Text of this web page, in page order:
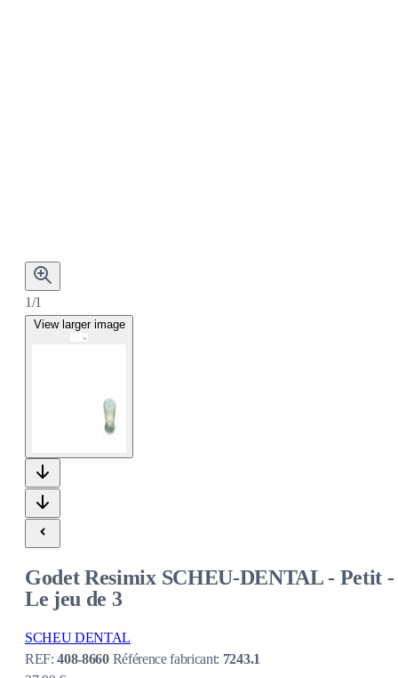
1/1
View larger image
Godet Resimix SCHEU-DENTAL - Petit -
Le jeu de 3
SCHEU DENTAL
REF:408-8660 Référence fabricant: 7243.1